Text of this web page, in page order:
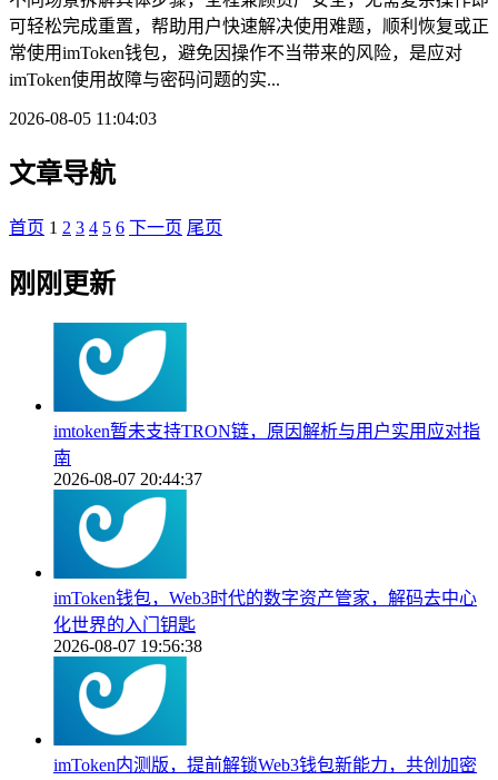
可轻松完成重置，帮助用户快速解决使用难题，顺利恢复或正
常使用imToken钱包，避免因操作不当带来的风险，是应对
imToken使用故障与密码问题的实...
2026-08-05 11:04:03
文章导航
首页 1 2 3 4 5 6 下一页 尾页
刚刚更新
imtoken暂未支持TRON链，原因解析与用户实用应对指
南
2026-08-07 20:44:37
imToken钱包，Web3时代的数字资产管家，解码去中心
化世界的入门钥匙
2026-08-07 19:56:38
imToken内测版，提前解锁Web3钱包新能力，共创加密